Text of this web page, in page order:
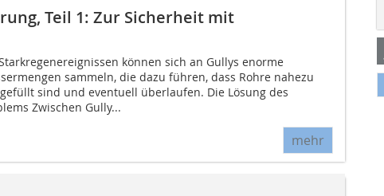
Teil 1: Zur Sicherheit mit
können sich an Gullys enorme
sammeln, die dazu führen, dass Rohre nahezu
sind und eventuell überlaufen. Die Lösung des
Zwischen Gully...
mehr